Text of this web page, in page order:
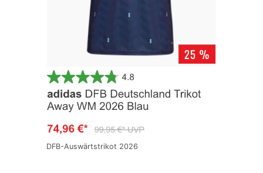
DFB-Auswärtstrikot 2026